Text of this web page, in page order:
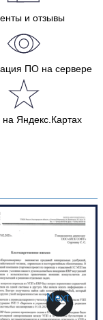
и отзывы
ПО на сервере
Яндекс.Картах
Next